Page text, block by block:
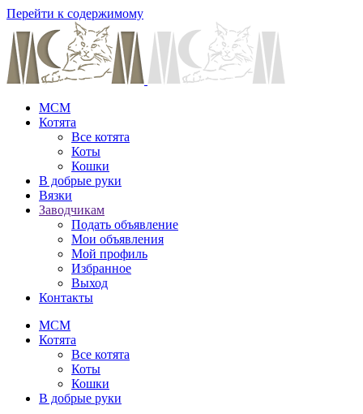
Перейти к содержимому
MCM
Котята
Все котята
Коты
Кошки
В добрые руки
Вязки
Заводчикам
Подать объявление
Мои объявления
Мой профиль
Избранное
Выход
Контакты
MCM
Котята
Все котята
Коты
Кошки
В добрые руки